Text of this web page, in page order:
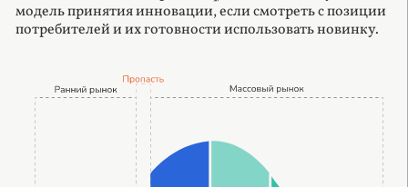
модель принятия инновации, если смотреть с позиции
потребителей и их готовности использовать новинку.